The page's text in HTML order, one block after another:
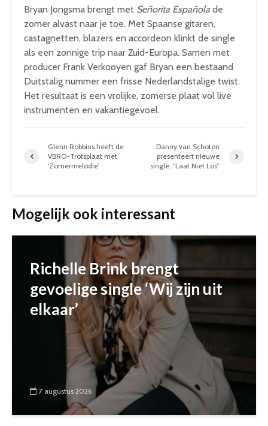
Bryan Jongsma brengt met Señorita Española de
zomer alvast naar je toe. Met Spaanse gitaren,
castagnetten, blazers en accordeon klinkt de single
als een zonnige trip naar Zuid-Europa. Samen met
producer Frank Verkooyen gaf Bryan een bestaand
Duitstalig nummer een frisse Nederlandstalige twist.
Het resultaat is een vrolijke, zomerse plaat vol live
instrumenten en vakantiegevoel.
Glenn Robbins heeft de
VBRO-Trotsplaat met
‘Zomermelodie’
Danny van Schoten
presenteert nieuwe
single: “Laat Niet Los”
Mogelijk ook interessant
Richelle Brink brengt
gevoelige single ‘Wij zijn uit
elkaar’
7 augustus 2026